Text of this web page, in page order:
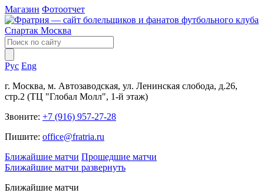
Магазин Фотоотчет
Рус Eng
г. Москва, м. Автозаводская, ул. Ленинская слобода, д.26,
стр.2 (ТЦ "Глобал Молл", 1-й этаж)
Звоните: +7 (916) 957-27-28
Пишите: office@fratria.ru
Ближайшие матчи Прошедшие матчи
Ближайшие матчи развернуть
Ближайшие матчи